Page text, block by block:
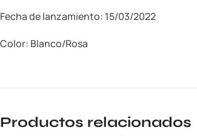
Fecha de lanzamiento: 15/03/2022
Color: Blanco/Rosa
Productos relacionados